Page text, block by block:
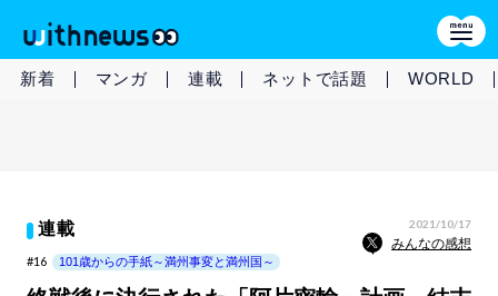
新着 マンガ 連載 ネットで話題 WORLD
連載 2021/10/17
みんなの感想
#16 101歳からの手紙～満州事変と満州国～